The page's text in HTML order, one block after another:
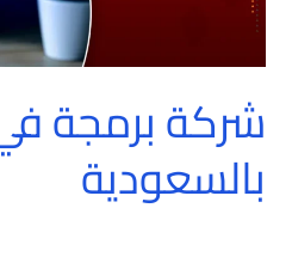
شركة برمجة
بالسعودية